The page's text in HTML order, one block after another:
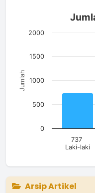
Jumlah Penduduk
Bar chart with 3 bars.
The chart has 1 X axis
Jumlah
737
Laki-laki
0
500
1000
1500
2000
Arsip Artikel